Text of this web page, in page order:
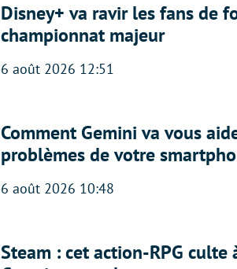
Disney+ va ravir les fans de
championnat majeur
6 août 2026 12:51
Comment Gemini va vous
problèmes de votre
6 août 2026 10:48
Steam : cet action-RPG